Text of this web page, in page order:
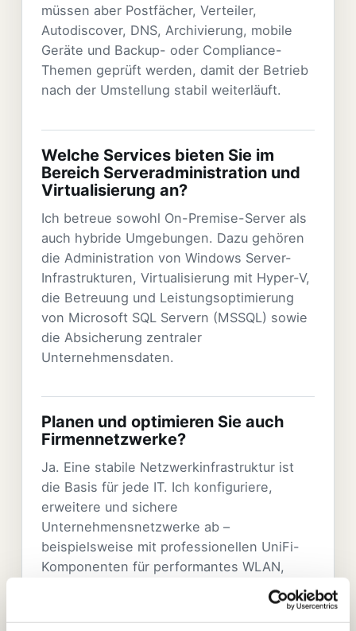
müssen aber Postfächer, Verteiler,
Autodiscover, DNS, Archivierung, mobile
Geräte und Backup- oder Compliance-
Themen geprüft werden, damit der Betrieb
nach der Umstellung stabil weiterläuft.
Welche Services bieten Sie im
Bereich Serveradministration und
Virtualisierung an?
Ich betreue sowohl On-Premise-Server als
auch hybride Umgebungen. Dazu gehören
die Administration von Windows Server-
Infrastrukturen, Virtualisierung mit Hyper-V,
die Betreuung und Leistungsoptimierung
von Microsoft SQL Servern (MSSQL) sowie
die Absicherung zentraler
Unternehmensdaten.
Planen und optimieren Sie auch
Firmennetzwerke?
Ja. Eine stabile Netzwerkinfrastruktur ist
die Basis für jede IT. Ich konfiguriere,
erweitere und sichere
Unternehmensnetzwerke ab –
beispielsweise mit professionellen UniFi-
Komponenten für performantes WLAN,
Firmennetzwerke sowie sichere VPN-
Verbindungen für das Homeoffice.